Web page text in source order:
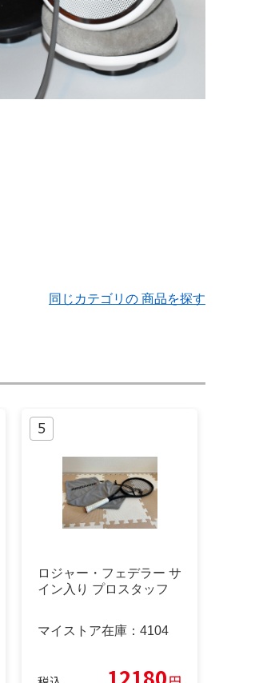
同じカテゴリの 商品を探す
ロジャー・フェデラー サ
イン入り プロスタッフ
マイストア在庫： 4104
12180